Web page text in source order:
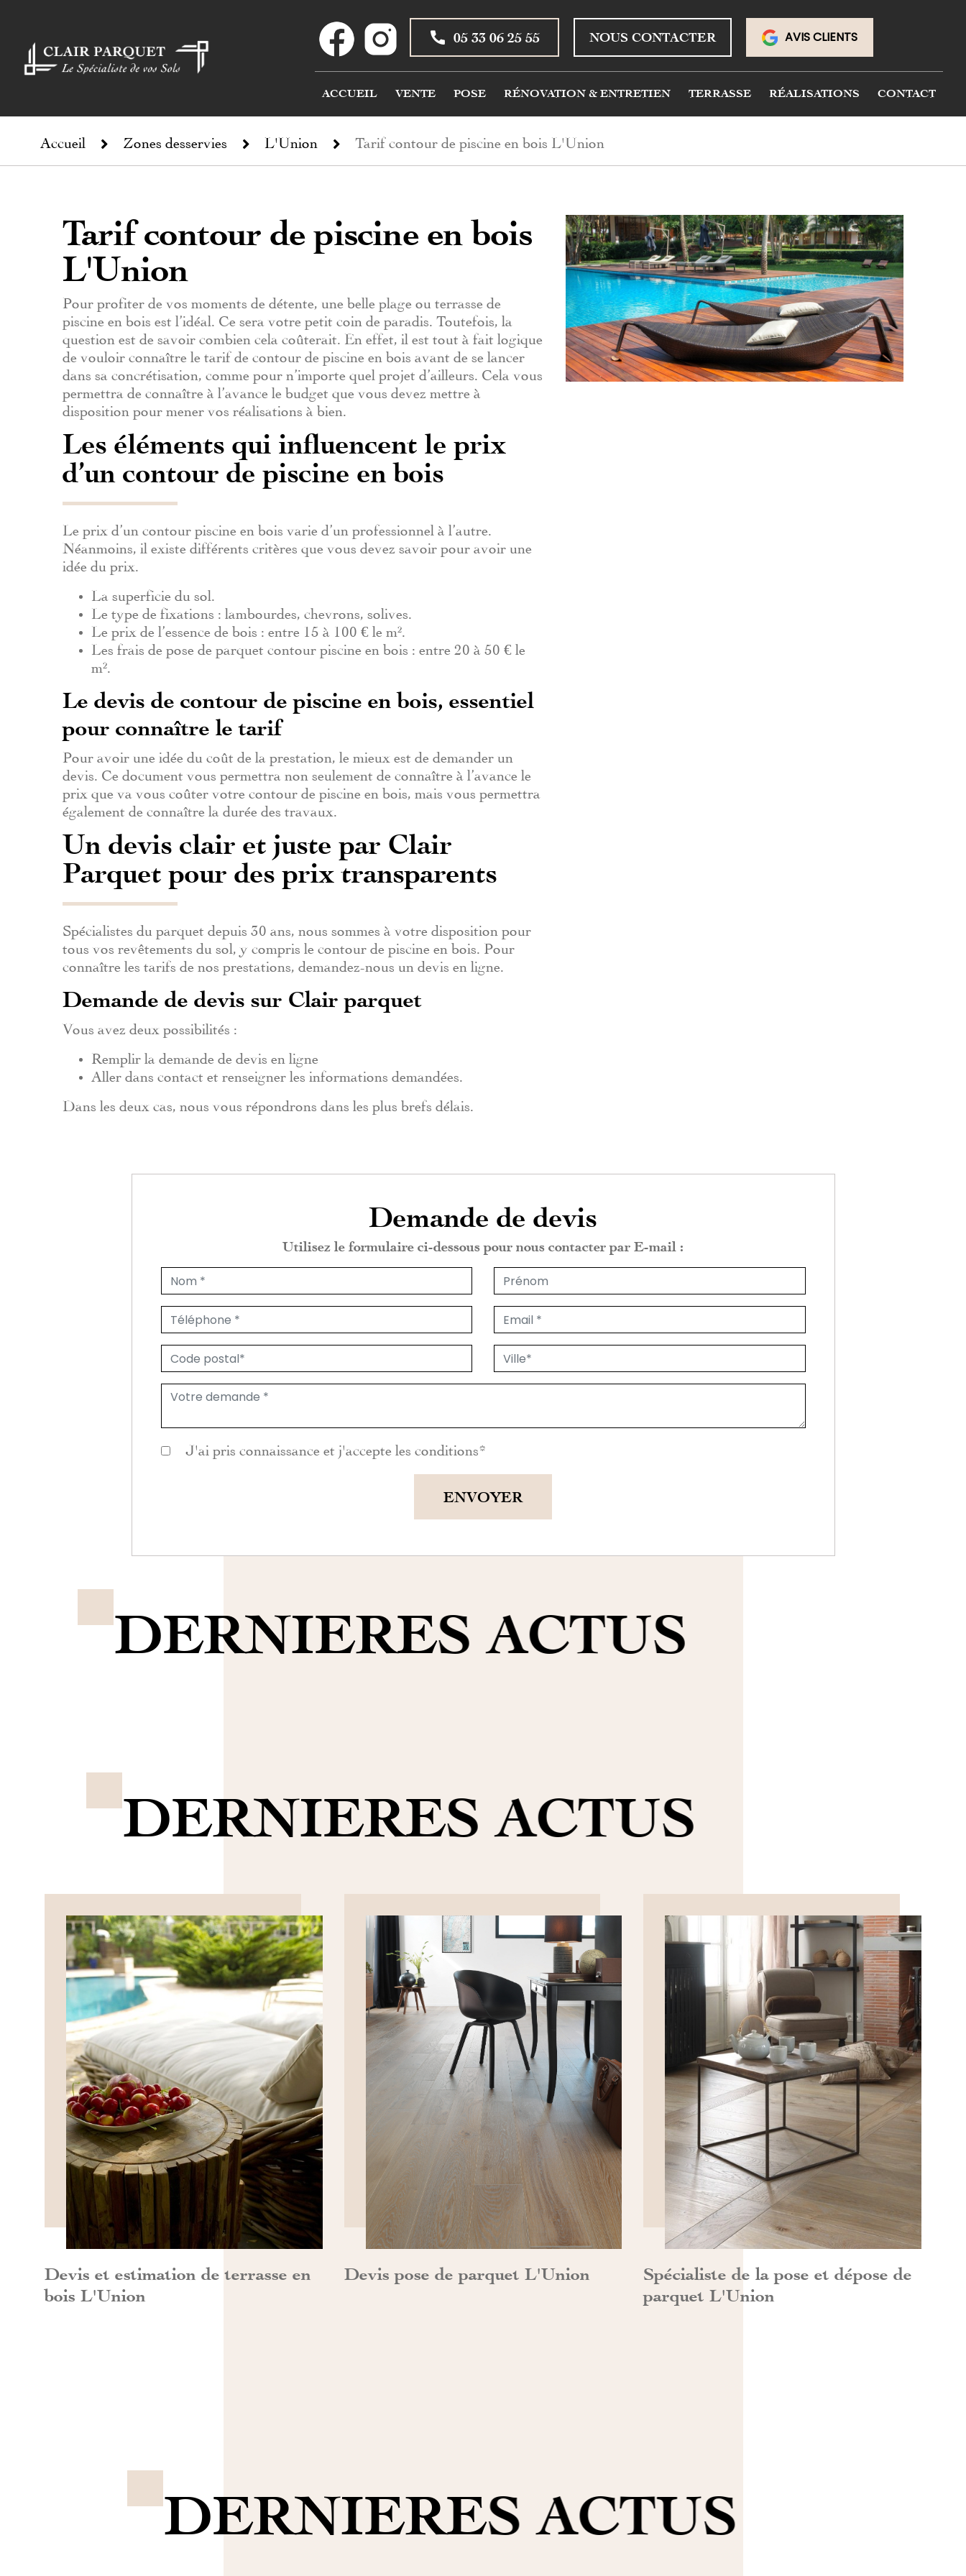
05 33 06 25 55 NOUS CONTACTER AVIS CLIENTS
ACCUEIL VENTE POSE RÉNOVATION & ENTRETIEN TERRASSE RÉALISATIONS CONTACT
Accueil Zones desservies L'Union Tarif contour de piscine en bois L'Union
Tarif contour de piscine en bois
L'Union
Pour profiter de vos moments de détente, une belle plage ou terrasse de
piscine en bois est l’idéal. Ce sera votre petit coin de paradis. Toutefois, la
question est de savoir combien cela coûterait. En effet, il est tout à fait logique
de vouloir connaître le tarif de contour de piscine en bois avant de se lancer
dans sa concrétisation, comme pour n’importe quel projet d’ailleurs. Cela vous
permettra de connaître à l’avance le budget que vous devez mettre à
disposition pour mener vos réalisations à bien.
Les éléments qui influencent le prix
d’un contour de piscine en bois
Le prix d’un contour piscine en bois varie d’un professionnel à l’autre.
Néanmoins, il existe différents critères que vous devez savoir pour avoir une
idée du prix.
La superficie du sol.
Le type de fixations : lambourdes, chevrons, solives.
Le prix de l’essence de bois : entre 15 à 100 € le m².
Les frais de pose de parquet contour piscine en bois : entre 20 à 50 € le
m².
Le devis de contour de piscine en bois, essentiel
pour connaître le tarif
Pour avoir une idée du coût de la prestation, le mieux est de demander un
devis. Ce document vous permettra non seulement de connaître à l’avance le
prix que va vous coûter votre contour de piscine en bois, mais vous permettra
également de connaître la durée des travaux.
Un devis clair et juste par Clair
Parquet pour des prix transparents
Spécialistes du parquet depuis 30 ans, nous sommes à votre disposition pour
tous vos revêtements du sol, y compris le contour de piscine en bois. Pour
connaître les tarifs de nos prestations, demandez-nous un devis en ligne.
Demande de devis sur Clair parquet
Vous avez deux possibilités :
Remplir la demande de devis en ligne
Aller dans contact et renseigner les informations demandées.
Dans les deux cas, nous vous répondrons dans les plus brefs délais.
Demande de devis
Utilisez le formulaire ci-dessous pour nous contacter par E-mail :
J'ai pris connaissance et j'accepte les conditions *
ENVOYER
DERNIERES ACTUS
DERNIERES ACTUS
Devis et estimation de terrasse en
bois L'Union
DÉCOUVRIR>>
Devis pose de parquet L'Union
DÉCOUVRIR>>
Spécialiste de la pose et dépose de
parquet L'Union
DÉCOUVRIR>>
DERNIERES ACTUS